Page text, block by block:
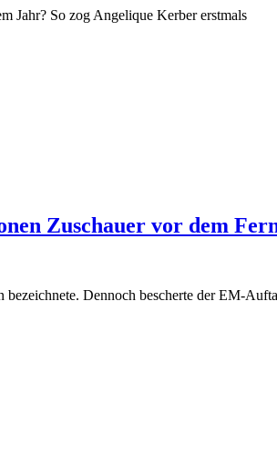
Jahr? So zog Angelique Kerber erstmals
Zuschauer vor dem
Dennoch bescherte der EM-